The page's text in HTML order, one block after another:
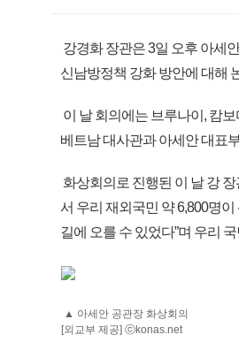
강경화 장관은 3일 오후 아세
신남방정책 강화 방안에 대해
이 날 회의에는 브루나이, 캄
베트남 대사관과 아세안 대표
화상회의로 진행된 이 날 강
서 우리 재외국민 약 6,800명
길에 오를 수 있었다”며 우리
▲ 아세안 공관장 화상회의
[외교부 제공] ⓒkonas.net